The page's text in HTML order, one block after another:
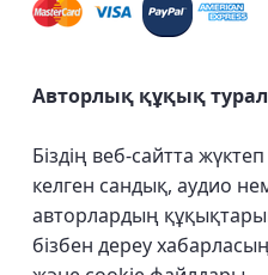
Авторлық құқық
Біздің веб-сайтта
келген сандық, аудио
авторлардың
бізбен дереу